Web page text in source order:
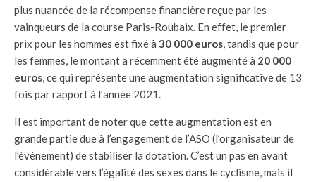
plus nuancée de la récompense financière reçue par les
vainqueurs de la course Paris-Roubaix. En effet, le premier
prix pour les hommes est fixé à 30 000 euros, tandis que pour
les femmes, le montant a récemment été augmenté à 20 000
euros, ce qui représente une augmentation significative de 13
fois par rapport à l’année 2021.
Il est important de noter que cette augmentation est en
grande partie due à l’engagement de l’ASO (l’organisateur de
l’événement) de stabiliser la dotation. C’est un pas en avant
considérable vers l’égalité des sexes dans le cyclisme, mais il